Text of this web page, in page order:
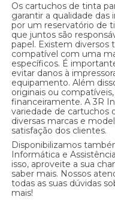
Os cartuchos de tinta
garantir a qualidade das
por um reservatório de
que juntos são
papel. Existem diversos
compatível com uma
específicos. É
evitar danos à
equipamento. Além
originais ou
financeiramente. A 3R
variedade de cartuchos
diversas marcas e
satisfação dos clientes.
Disponibilizamos
Informática e
isso, aproveite a sua
saber mais. Nossos
todas as suas dúvidas
mais!